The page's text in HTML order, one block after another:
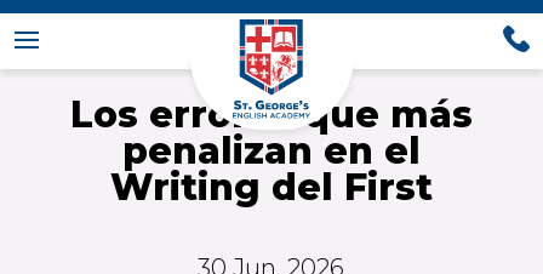
Los errores que más
penalizan en el
Writing del First
30 Jun, 2026